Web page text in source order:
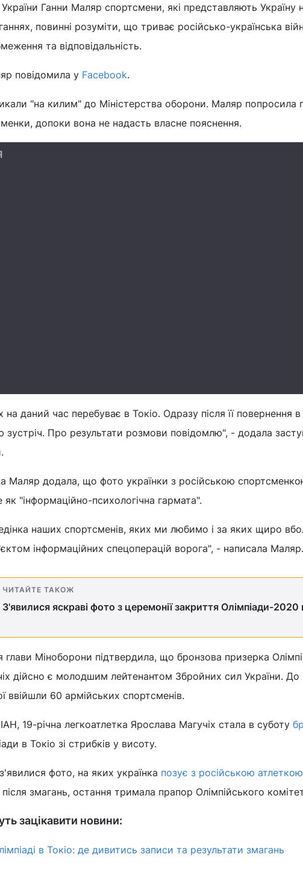
Ганни Маляр спортсмени, які представляють Україну
повинні розуміти, що триває російсько-українська
та відповідальність.
повідомила у Facebook.
"на килим" до Міністерства оборони. Маляр попросила
допоки вона не надасть власне пояснення.
на даний час перебуває в Токіо. Одразу після її повернення
зустріч. Про результати розмови повідомлю", - додала
Маляр додала, що фото українки з російською
"інформаційно-психологічна гармата".
наших спортсменів, яких ми любимо і за яких щиро
інформаційних спецоперацій ворога", - написала Маляр.
ЧИТАЙТЕ ТАКОЖ
З'явилися яскраві фото з церемонії закриття Олімпіади-2020
глави Міноборони підтвердила, що бронзова призерка
дійсно є молодшим лейтенантом Збройних сил України. До
ввійшли 60 армійських спортсменів.
19-річна легкоатлетка Ярослава Магучіх стала в суботу
в Токіо зі стрибків у висоту.
фото, на яких українка позує з російською атлеткою
змагань, остання тримала прапор Олімпійського
зацікавити новини:
в Токіо: де дивитись записи та результати змагань